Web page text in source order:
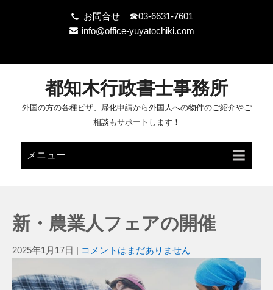
お問合せ ☎03-6631-7601
info@office-yuyatochiki.com
都知木行政書士事務所
外国の方の各種ビザ、帰化申請から外国人への物件のご紹介やご
相談もサポートします！
メニュー
新・農業人フェアの開催
2025年1月17日 | コメントはまだありません